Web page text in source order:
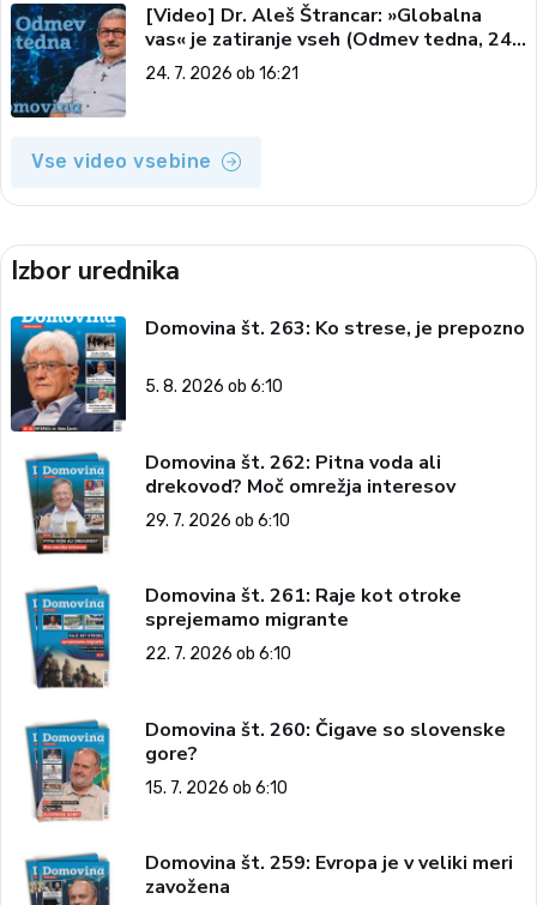
[Video] Dr. Aleš Štrancar: »Globalna
vas« je zatiranje vseh (Odmev tedna, 24.
7. 2026)
24. 7. 2026 ob 16:21
Vse video vsebine
Izbor urednika
Domovina št. 263: Ko strese, je prepozno
5. 8. 2026 ob 6:10
Domovina št. 262: Pitna voda ali
drekovod? Moč omrežja interesov
29. 7. 2026 ob 6:10
Domovina št. 261: Raje kot otroke
sprejemamo migrante
22. 7. 2026 ob 6:10
Domovina št. 260: Čigave so slovenske
gore?
15. 7. 2026 ob 6:10
Domovina št. 259: Evropa je v veliki meri
zavožena